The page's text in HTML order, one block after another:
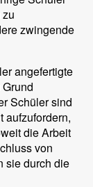
zwingende
angefertigte
Schüler sind
aufzufordern,
die Arbeit
von
sie durch die